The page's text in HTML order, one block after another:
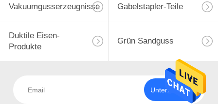
Vakuumgusserzeugnisse Gabelstapler-Teile
Duktile Eisen-
Produkte
Grün Sandguss
Unterzeichnen